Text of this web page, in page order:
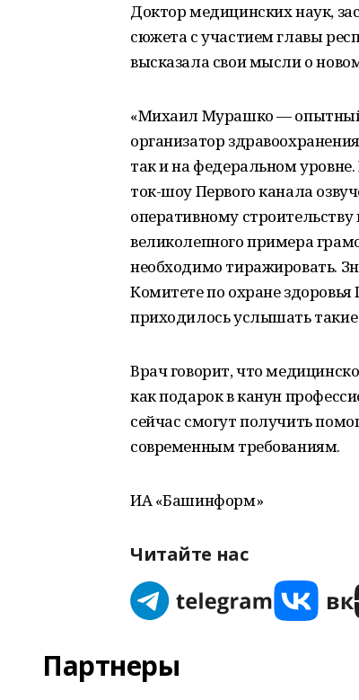
Доктор медицинских наук,
сюжета с участием главы
высказала свои мысли о
«Михаил Мурашко — опытный
организатор
так и на федеральном
ток-шоу Первого канала
оперативному
великолепного примера
необходимо тиражировать.
Комитете по охране здоровья
приходилось услышать
Врач говорит, что
как подарок в канун
сейчас смогут получить
современным требованиям.
ИА «Башинформ»
Читайте нас
Партнеры